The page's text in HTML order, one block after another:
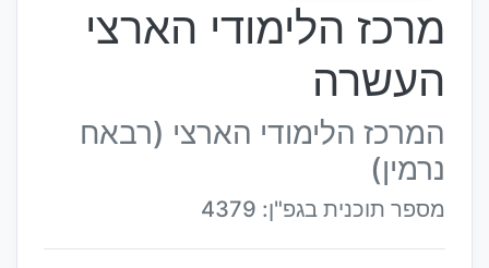
מרכז הלימודי הארצי
העשרה
המרכז הלימודי הארצי (רבאח
נרמין)
מספר תוכנית בגפ"ן: 4379